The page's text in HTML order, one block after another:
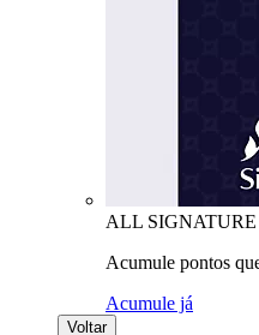
ALL SIGNATURE
Acumule pontos
Acumule já
Voltar